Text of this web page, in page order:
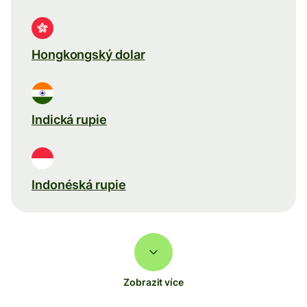
Hongkongský dolar
Indická rupie
Indonéská rupie
Zobrazit více